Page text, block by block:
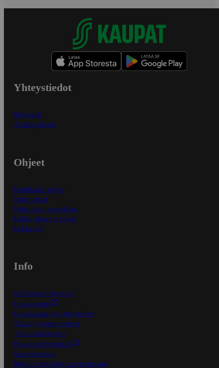
Yhteystiedot
Myymälät
Asiakaspalvelu
Ohjeet
Ensitilaajan ohjeet
Näin maksat
Näin tilaat ja muokkaat
Kaikki ohjeet ja vinkit
In English
Info
S-Business yrityksille
Oiva-raportit
Osuuskauppojen yhteystiedot
Tilaus- ja toimitusehdot
Tietosuojakäytäntö
Palvelun käyttöehdot
Saavutettavuus
Mobiilisovelluksen saavutettavuus